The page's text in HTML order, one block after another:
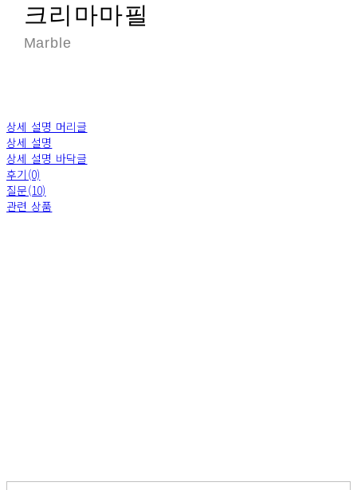
크리마마필
Marble
상세 설명 머리글
상세 설명
상세 설명 바닥글
후기(0)
질문(10)
관련 상품